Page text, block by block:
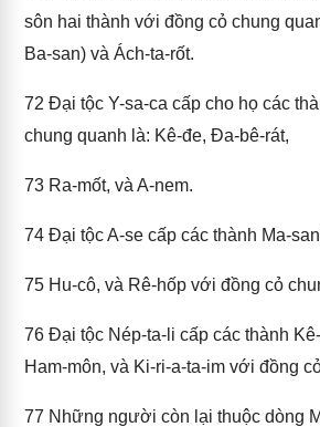
sôn hai thành với đồng cỏ chung
Ba-san) và Ách-ta-rốt.
72 Đại tộc Y-sa-ca cấp cho họ các
chung quanh là: Kê-đe, Đa-bê-rát,
73 Ra-mốt, và A-nem.
74 Đại tộc A-se cấp các thành Ma-
75 Hu-cô, và Rê-hốp với đồng cỏ
76 Đại tộc Nép-ta-li cấp các thành
Ham-môn, và Ki-ri-a-ta-im với đồng
77 Những người còn lại thuộc dòng